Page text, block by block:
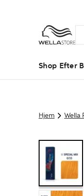
Shop Efter
Hjem Wella